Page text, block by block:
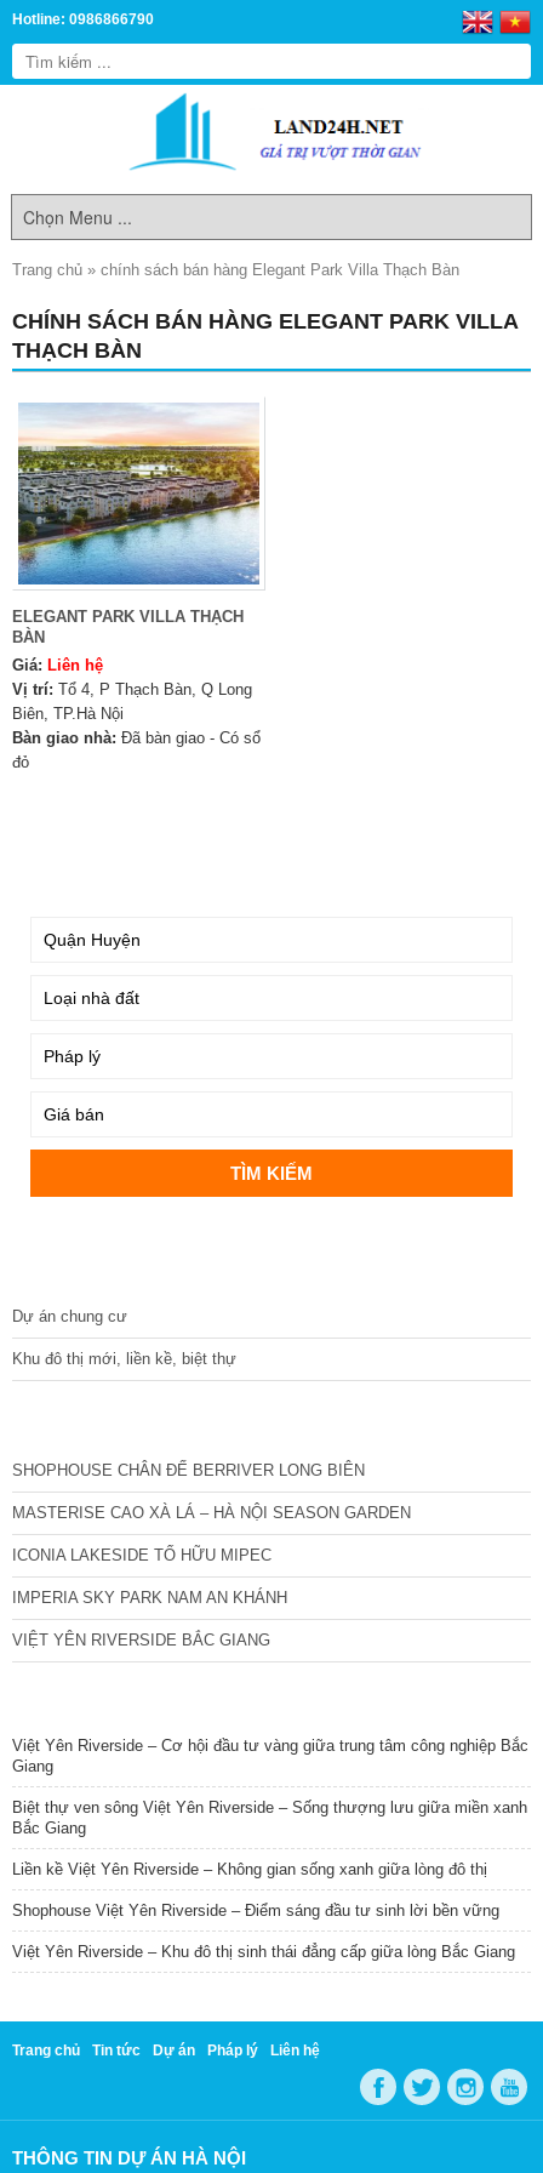
Hotline: 0986866790
Trang chủ » chính sách bán hàng Elegant Park Villa Thạch Bàn
CHÍNH SÁCH BÁN HÀNG ELEGANT PARK VILLA
THẠCH BÀN
ELEGANT PARK VILLA THẠCH
BÀN
Giá: Liên hệ
Vị trí: Tổ 4, P Thạch Bàn, Q Long
Biên, TP.Hà Nội
Bàn giao nhà: Đã bàn giao - Có sổ
đỏ
Dự án chung cư
Khu đô thị mới, liền kề, biệt thự
SHOPHOUSE CHÂN ĐẾ BERRIVER LONG BIÊN
MASTERISE CAO XÀ LÁ – HÀ NỘI SEASON GARDEN
ICONIA LAKESIDE TỐ HỮU MIPEC
IMPERIA SKY PARK NAM AN KHÁNH
VIỆT YÊN RIVERSIDE BẮC GIANG
Việt Yên Riverside – Cơ hội đầu tư vàng giữa trung tâm công nghiệp Bắc
Giang
Biệt thự ven sông Việt Yên Riverside – Sống thượng lưu giữa miền xanh
Bắc Giang
Liền kề Việt Yên Riverside – Không gian sống xanh giữa lòng đô thị
Shophouse Việt Yên Riverside – Điểm sáng đầu tư sinh lời bền vững
Việt Yên Riverside – Khu đô thị sinh thái đẳng cấp giữa lòng Bắc Giang
Trang chủ Tin tức Dự án Pháp lý Liên hệ
THÔNG TIN DỰ ÁN HÀ NỘI